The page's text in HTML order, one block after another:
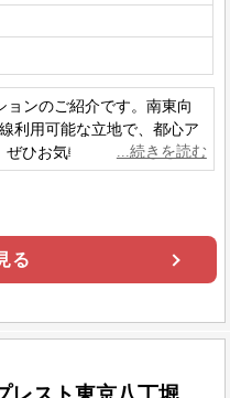
ョンのご紹介です。南東向
利用可能な立地で、都心ア
ぜひお気軽にお問い合わせ
る